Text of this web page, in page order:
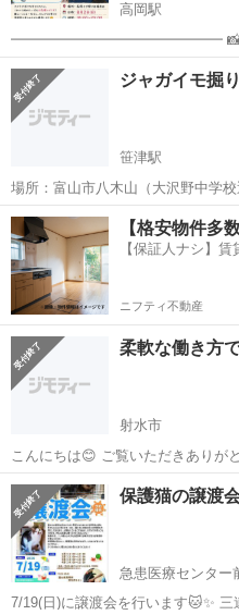
高岡駅
━━━━━━━━━━━━━━━ 📸 夏の
━━━━━━━━━━━━━━━ 夏の風物詩「七夕祭り」を一緒に楽
しみながら、 ゆったり写真を撮りませんか？✨ 📱
🌱 初心者でも大歓迎 ...
富山 高岡駅 そ
ジャガイモ掘
笹津駅
場所：富山市八木山（大沢野中学
品種：男爵・キタアカリ（品質悪
ヤー（普通） 体験日：要相談 募集
富山 富山市 笹津駅 その
【格安物件多
【保証人ナシ】賃
ニフティ不動産
柔軟な働き方
射水市
こんにちは😊 ご覧いただきありがとうございま
インを中心に活動している学びと
のペースで取り組みながら、文章
いています✨ 💻 活動内容...
富山 射水市 その他 オ
保護猫の譲渡
急患医療センター
7/19(日)に譲渡会を行います🐱✨ 三連休の